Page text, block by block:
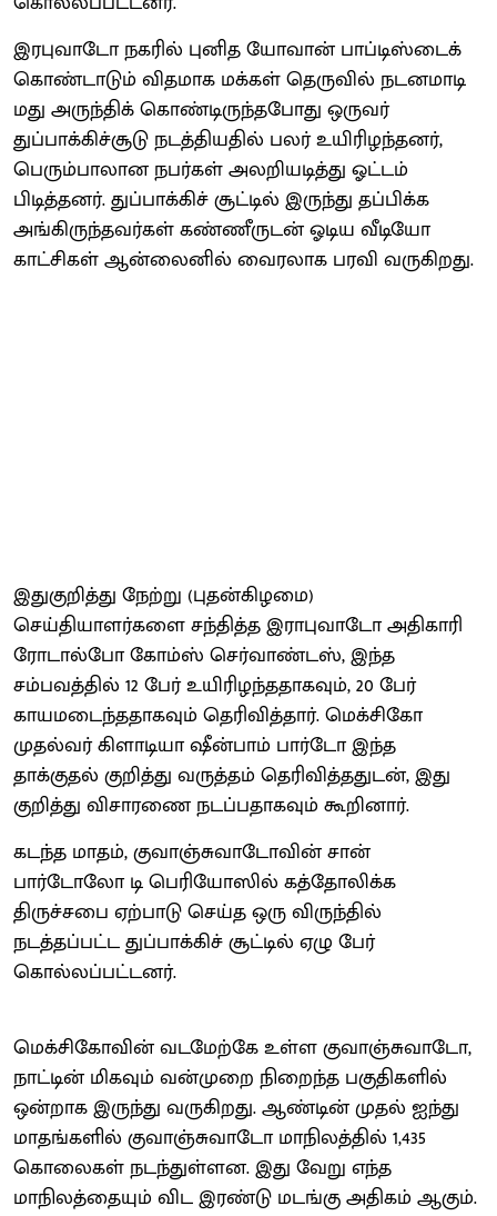
இரபுவாடோ நகரில் புனித யோவான் பாப்டிஸ்டைக்
கொண்டாடும் விதமாக மக்கள் தெருவில் நடனமாடி
மது அருந்திக் கொண்டிருந்தபோது ஒருவர்
துப்பாக்கிச்சூடு நடத்தியதில் பலர் உயிரிழந்தனர்,
பெரும்பாலான நபர்கள் அலறியடித்து ஓட்டம்
பிடித்தனர். துப்பாக்கிச் சூட்டில் இருந்து தப்பிக்க
அங்கிருந்தவர்கள் கண்ணீருடன் ஓடிய வீடியோ
காட்சிகள் ஆன்லைனில் வைரலாக பரவி வருகிறது.
இதுகுறித்து நேற்று (புதன்கிழமை)
செய்தியாளர்களை சந்தித்த இராபுவாடோ அதிகாரி
ரோடால்போ கோம்ஸ் செர்வாண்டஸ், இந்த
சம்பவத்தில் 12 பேர் உயிரிழந்ததாகவும், 20 பேர்
காயமடைந்ததாகவும் தெரிவித்தார். மெக்சிகோ
முதல்வர் கிளாடியா ஷீன்பாம் பார்டோ இந்த
தாக்குதல் குறித்து வருத்தம் தெரிவித்ததுடன், இது
குறித்து விசாரணை நடப்பதாகவும் கூறினார்.
கடந்த மாதம், குவாஞ்சுவாடோவின் சான்
பார்டோலோ டி பெரியோஸில் கத்தோலிக்க
திருச்சபை ஏற்பாடு செய்த ஒரு விருந்தில்
நடத்தப்பட்ட துப்பாக்கிச் சூட்டில் ஏழு பேர்
கொல்லப்பட்டனர்.
மெக்சிகோவின் வடமேற்கே உள்ள குவாஞ்சுவாடோ,
நாட்டின் மிகவும் வன்முறை நிறைந்த பகுதிகளில்
ஒன்றாக இருந்து வருகிறது. ஆண்டின் முதல் ஐந்து
மாதங்களில் குவாஞ்சுவாடோ மாநிலத்தில் 1,435
கொலைகள் நடந்துள்ளன. இது வேறு எந்த
மாநிலத்தையும் விட இரண்டு மடங்கு அதிகம் ஆகும்.